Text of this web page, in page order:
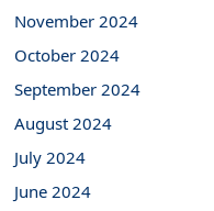
November 2024
October 2024
September 2024
August 2024
July 2024
June 2024